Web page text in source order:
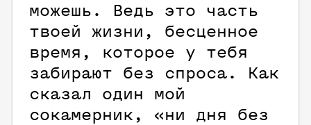
можешь. Ведь это часть
твоей жизни, бесценное
время, которое у тебя
забирают без спроса. Как
сказал один мой
сокамерник, «ни дня без